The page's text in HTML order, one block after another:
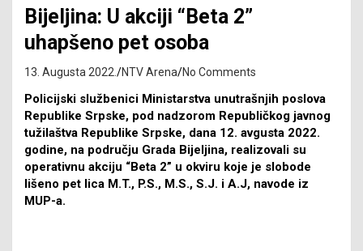
Bijeljina: U akciji “Beta 2”
uhapšeno pet osoba
13. Augusta 2022. NTV Arena No Comments
Policijski službenici Ministarstva unutrašnjih poslova
Republike Srpske, pod nadzorom Republičkog javnog
tužilaštva Republike Srpske, dana 12. avgusta 2022.
godine, na području Grada Bijeljina, realizovali su
operativnu akciju “Beta 2” u okviru koje je slobode
lišeno pet lica M.T., P.S., M.S., S.Ј. i A.Ј, navode iz
MUP-a.